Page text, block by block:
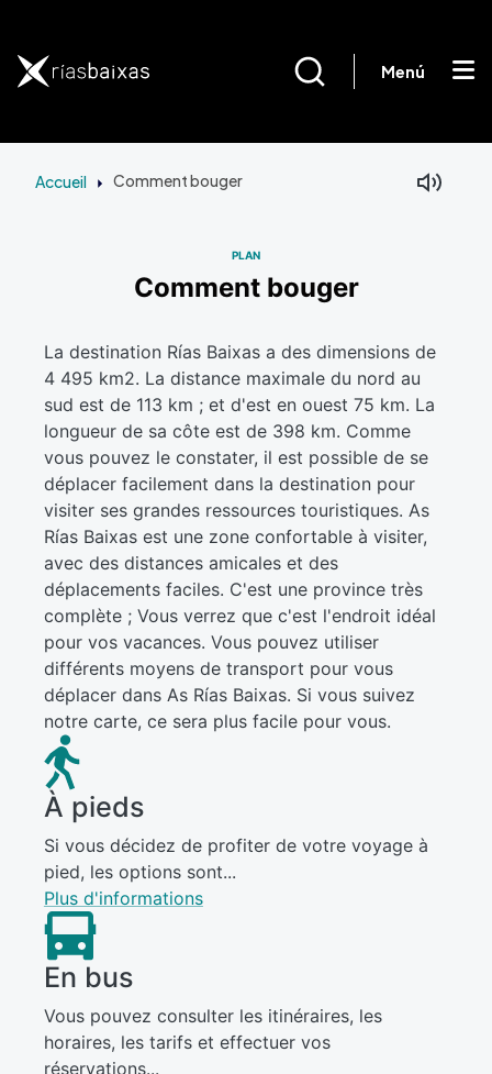
Menú
Accueil Comment bouger
PLAN
Comment bouger
La destination Rías Baixas a des dimensions de
4 495 km2. La distance maximale du nord au
sud est de 113 km ; et d'est en ouest 75 km. La
longueur de sa côte est de 398 km. Comme
vous pouvez le constater, il est possible de se
déplacer facilement dans la destination pour
visiter ses grandes ressources touristiques. As
Rías Baixas est une zone confortable à visiter,
avec des distances amicales et des
déplacements faciles. C'est une province très
complète ; Vous verrez que c'est l'endroit idéal
pour vos vacances. Vous pouvez utiliser
différents moyens de transport pour vous
déplacer dans As Rías Baixas. Si vous suivez
notre carte, ce sera plus facile pour vous.
À pieds
Si vous décidez de profiter de votre voyage à
pied, les options sont...
Plus d'informations
En bus
Vous pouvez consulter les itinéraires, les
horaires, les tarifs et effectuer vos
réservations...